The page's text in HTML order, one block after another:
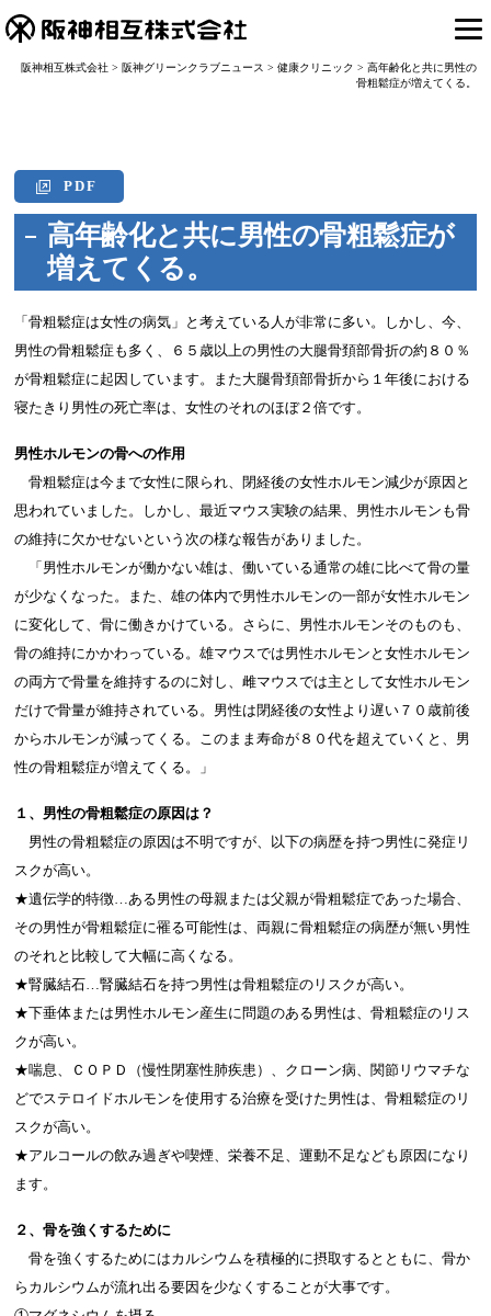
阪神相互株式会社> 阪神グリーンクラブニュース > 健康クリニック > 高年齢化と共に男性の
骨粗鬆症が増えてくる。
PDF
高年齢化と共に男性の骨粗鬆症が
増えてくる。
「骨粗鬆症は女性の病気」と考えている人が非常に多い。しかし、今、
男性の骨粗鬆症も多く、６５歳以上の男性の大腿骨頚部骨折の約８０％
が骨粗鬆症に起因しています。また大腿骨頚部骨折から１年後における
寝たきり男性の死亡率は、女性のそれのほぼ２倍です。
男性ホルモンの骨への作用
骨粗鬆症は今まで女性に限られ、閉経後の女性ホルモン減少が原因と
思われていました。しかし、最近マウス実験の結果、男性ホルモンも骨
の維持に欠かせないという次の様な報告がありました。
「男性ホルモンが働かない雄は、働いている通常の雄に比べて骨の量
が少なくなった。また、雄の体内で男性ホルモンの一部が女性ホルモン
に変化して、骨に働きかけている。さらに、男性ホルモンそのものも、
骨の維持にかかわっている。雄マウスでは男性ホルモンと女性ホルモン
の両方で骨量を維持するのに対し、雌マウスでは主として女性ホルモン
だけで骨量が維持されている。男性は閉経後の女性より遅い７０歳前後
からホルモンが減ってくる。このまま寿命が８０代を超えていくと、男
性の骨粗鬆症が増えてくる。」
１、男性の骨粗鬆症の原因は？
男性の骨粗鬆症の原因は不明ですが、以下の病歴を持つ男性に発症リ
スクが高い。
★遺伝学的特徴…ある男性の母親または父親が骨粗鬆症であった場合、
その男性が骨粗鬆症に罹る可能性は、両親に骨粗鬆症の病歴が無い男性
のそれと比較して大幅に高くなる。
★腎臓結石…腎臓結石を持つ男性は骨粗鬆症のリスクが高い。
★下垂体または男性ホルモン産生に問題のある男性は、骨粗鬆症のリス
クが高い。
★喘息、ＣＯＰＤ（慢性閉塞性肺疾患）、クローン病、関節リウマチな
どでステロイドホルモンを使用する治療を受けた男性は、骨粗鬆症のリ
スクが高い。
★アルコールの飲み過ぎや喫煙、栄養不足、運動不足なども原因になり
ます。
２、骨を強くするために
骨を強くするためにはカルシウムを積極的に摂取するとともに、骨か
らカルシウムが流れ出る要因を少なくすることが大事です。